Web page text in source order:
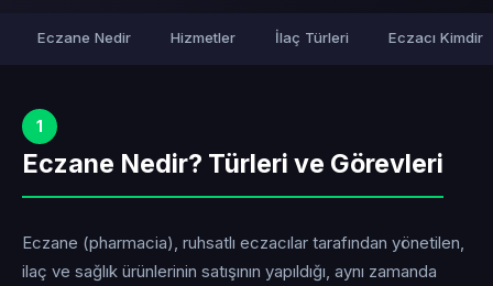
Eczane Nedir Hizmetler İlaç Türleri Eczacı Kimdir
1
Eczane Nedir? Türleri ve Görevleri
Eczane (pharmacia), ruhsatlı eczacılar tarafından yönetilen,
ilaç ve sağlık ürünlerinin satışının yapıldığı, aynı zamanda